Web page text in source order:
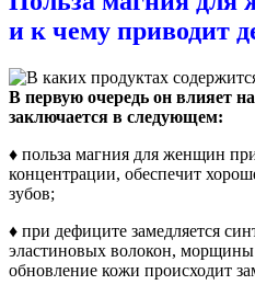
и к чему приводит
В первую очередь он влияет
заключается в следующем:
♦ польза магния для женщин
концентрации, обеспечит
зубов;
♦ при дефиците замедляется
эластиновых волокон,
обновление кожи происходит